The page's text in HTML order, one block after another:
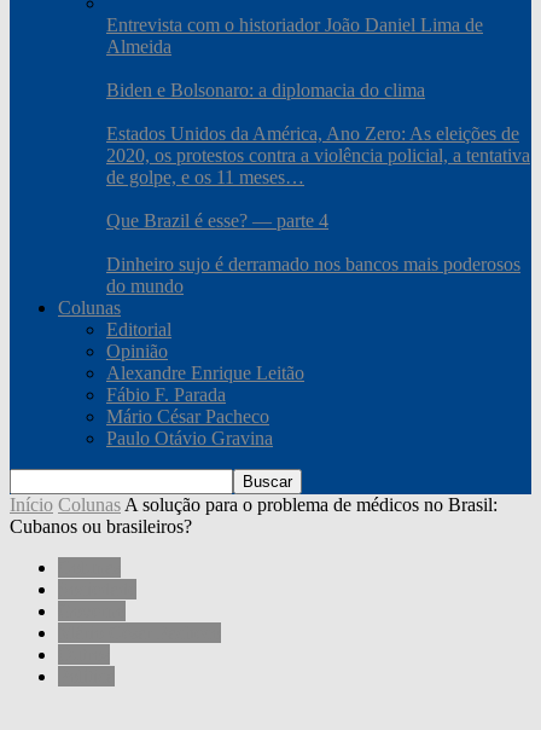
Entrevista com o historiador João Daniel Lima de
Almeida
Biden e Bolsonaro: a diplomacia do clima
Estados Unidos da América, Ano Zero: As eleições de
2020, os protestos contra a violência policial, a tentativa
de golpe, e os 11 meses…
Que Brazil é esse? — parte 4
Dinheiro sujo é derramado nos bancos mais poderosos
do mundo
Colunas
Editorial
Opinião
Alexandre Enrique Leitão
Fábio F. Parada
Mário César Pacheco
Paulo Otávio Gravina
Início Colunas A solução para o problema de médicos no Brasil:
Cubanos ou brasileiros?